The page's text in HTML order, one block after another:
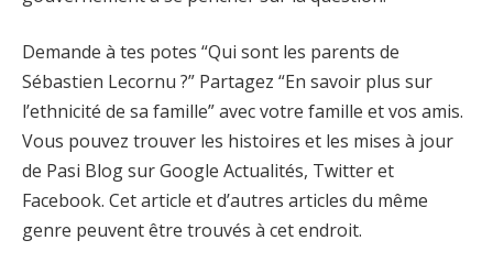
Demande à tes potes “Qui sont les parents de
Sébastien Lecornu ?” Partagez “En savoir plus sur
l’ethnicité de sa famille” avec votre famille et vos amis.
Vous pouvez trouver les histoires et les mises à jour
de Pasi Blog sur Google Actualités, Twitter et
Facebook. Cet article et d’autres articles du même
genre peuvent être trouvés à cet endroit.